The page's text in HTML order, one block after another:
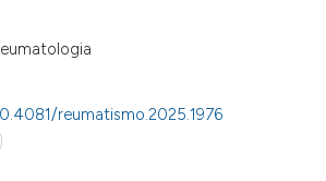
reumatismo.2025.1976